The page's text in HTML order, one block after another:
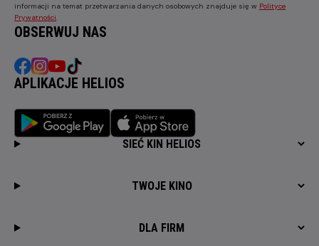
informacji na temat przetwarzania danych osobowych znajduje się w Polityce
Prywatności.
OBSERWUJ NAS
APLIKACJE HELIOS
SIEĆ KIN HELIOS
TWOJE KINO
DLA FIRM